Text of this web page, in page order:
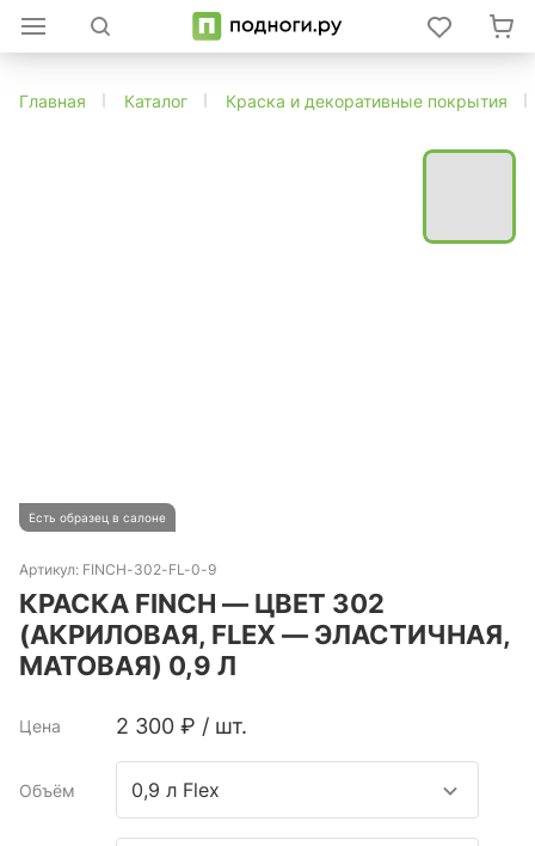
Главная Каталог Краска и декоративные покрытия
Есть образец в салоне
Артикул: FINCH-302-FL-0-9
КРАСКА FINCH — ЦВЕТ 302
(АКРИЛОВАЯ, FLEX — ЭЛАСТИЧНАЯ,
МАТОВАЯ) 0,9 Л
Цена 2 300 ₽ / шт.
Объём 0,9 л Flex